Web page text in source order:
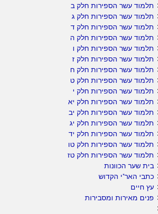
תלמוד עשר הספירות חלק ב
תלמוד עשר הספירות חלק ג
תלמוד עשר הספירות חלק ד
תלמוד עשר הספירות חלק ה
תלמוד עשר הספירות חלק ו
תלמוד עשר הספירות חלק ז
תלמוד עשר הספירות חלק ח
תלמוד עשר הספירות חלק ט
תלמוד עשר הספירות חלק י
תלמוד עשר הספירות חלק יא
תלמוד עשר הספירות חלק יב
תלמוד עשר הספירות חלק יג
תלמוד עשר הספירות חלק יד
תלמוד עשר הספירות חלק טו
תלמוד עשר הספירות חלק טז
בית שער הכוונות
כתבי האר"י הקדוש
עץ חיים
פנים מאירות ומסבירות